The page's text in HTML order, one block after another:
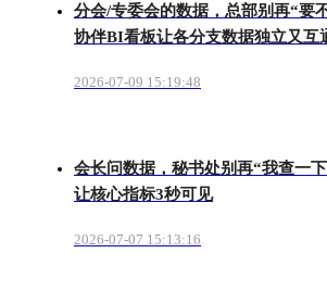
分会/专委会的数据，总部别再“要
协伴BI看板让各分支数据独立又互
2026-07-09 15:19:48
会长问数据，秘书处别再“我查一
让核心指标3秒可见
2026-07-07 15:13:16